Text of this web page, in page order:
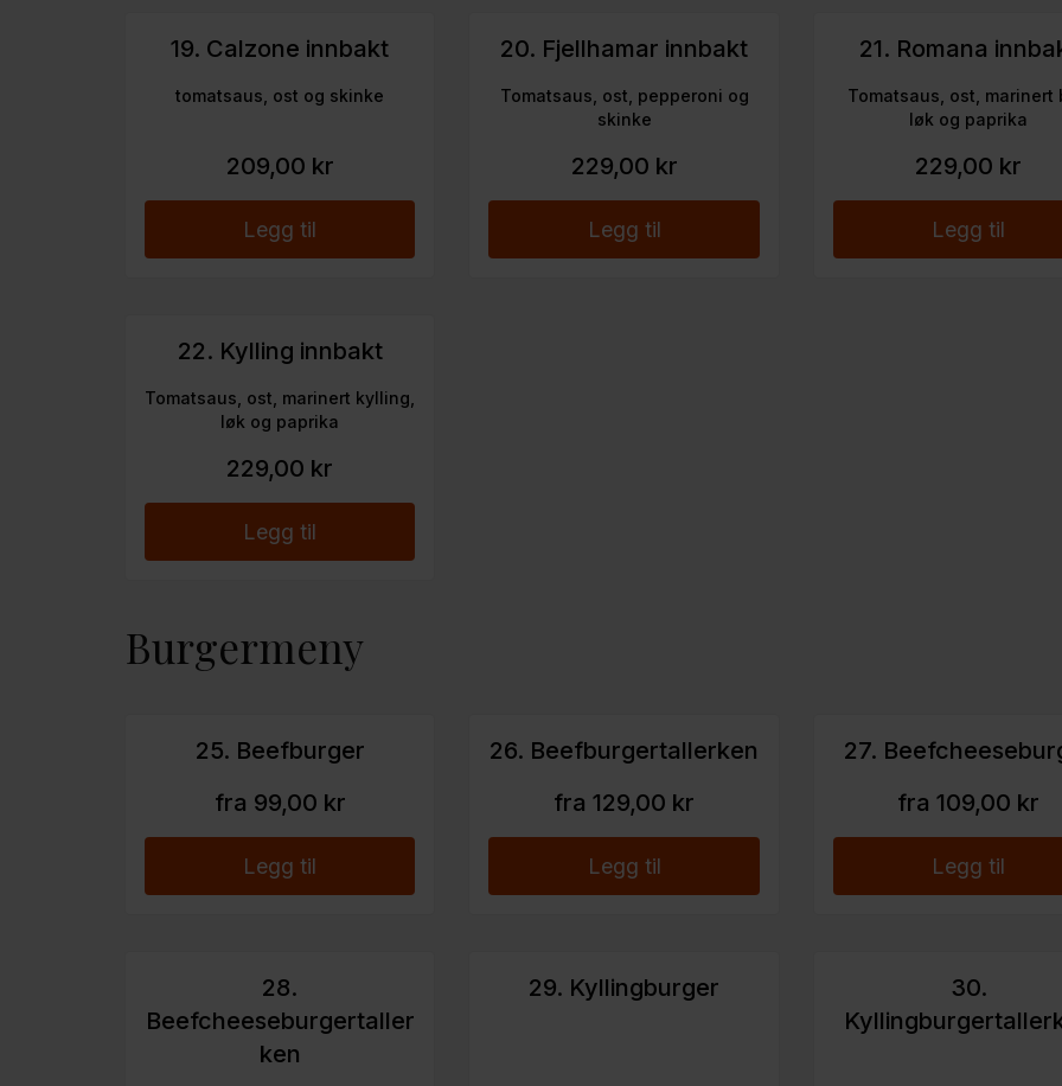
19. Calzone innbakt
tomatsaus, ost og skinke
209,00 kr
Legg til
20. Fjellhamar innbakt
Tomatsaus, ost, pepperoni og
skinke
229,00 kr
Legg til
21. Romana
Tomatsaus, ost, marinert
løk og paprika
229,00 kr
Legg til
22. Kylling innbakt
Tomatsaus, ost, marinert kylling,
løk og paprika
229,00 kr
Legg til
Burgermeny
25. Beefburger
fra 99,00 kr
Legg til
26. Beefburgertallerken
fra 129,00 kr
Legg til
27.
fra 109,00 kr
Legg til
28.
Beefcheeseburgertaller
ken
29. Kyllingburger
30.